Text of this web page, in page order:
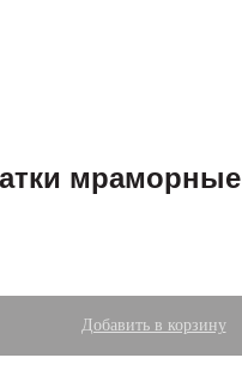
мраморные
Добавить в корзину